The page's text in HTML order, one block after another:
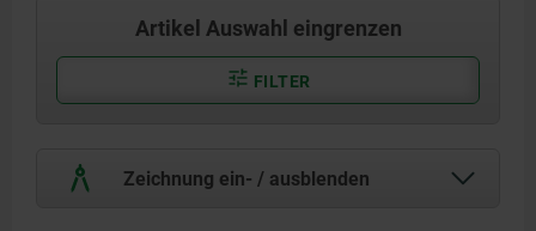
Artikel Auswahl eingrenzen
FILTER
Zeichnung ein- / ausblenden